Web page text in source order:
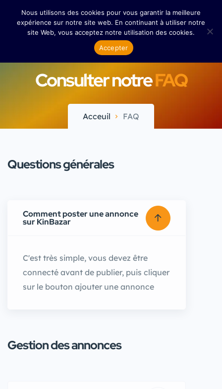
Consulter notreFAQ
Acceuil FAQ
Questions générales
Comment poster une annonce
sur KinBazar
C'est très simple, vous devez être
connecté avant de publier, puis cliquer
sur le bouton ajouter une annonce
Gestion des annonces
Nous utilisons des cookies pour vous garantir la meilleure
expérience sur notre site web. En continuant à utiliser notre
site Web, vous acceptez notre utilisation des cookies.
Accepter